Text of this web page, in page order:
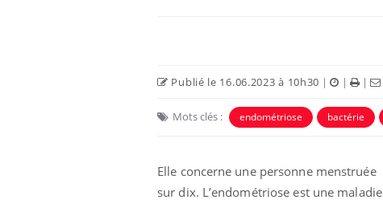
Publié le 16.06.2023 à 10h30 | | |
Mots clés : endométriose bactérie
Elle concerne une personne menstruée
sur dix. L’endométriose est une maladie